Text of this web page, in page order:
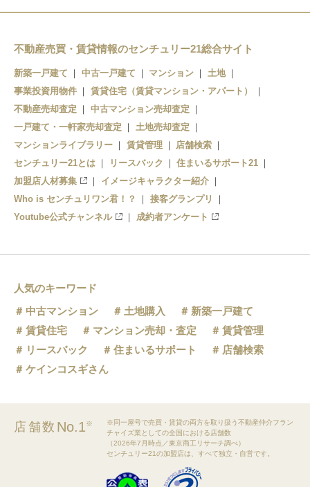
不動産売買・賃貸情報のセンチュリー21総合サイト
新築一戸建て 中古一戸建て マンション
土地
事業投資用物件
賃貸住宅（賃貸マンション・アパート）
不動産売却査定
中古マンション売却査定
一戸建て・一軒家売却査定
土地売却査定
マンションライブラリー
賃貸管理
店舗検索
センチュリー21とは
リースバック
住まいるサポート21
加盟店人材募集
イメージキャラクター紹介
Who is センチュリワン君！？
接客グランプリ
Youtube公式チャンネル
成約者アンケート
人気のキーワード
中古マンション
土地購入
新築一戸建て
賃貸住宅
マンション売却・査定
賃貸管理
リースバック
住まいるサポート
店舗検索
ケインコスギさん
店舗数 No.1※
※同一屋号で売買・賃貸の両方を取り扱う不動産仲介フラン
チャイズ業としての全国における店舗数
（2026年7月時点／東京商工リサーチ調べ）
センチュリー21の加盟店は、すべて独立・自営です。